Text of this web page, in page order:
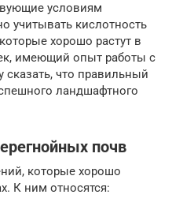
условиям
учитывать кислотность
хорошо растут в
имеющий опыт работы с
что правильный
ландшафтного
почв
которые хорошо
К ним относятся: